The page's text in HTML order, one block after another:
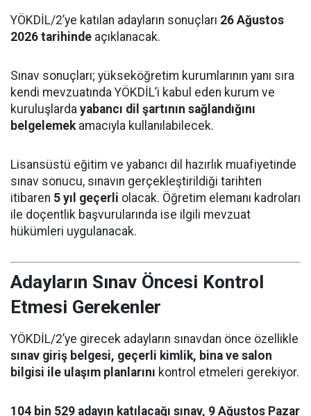
YÖKDİL/2’ye katılan adayların sonuçları 26 Ağustos
2026 tarihinde açıklanacak.
Sınav sonuçları; yükseköğretim kurumlarının yanı sıra
kendi mevzuatında YÖKDİL’i kabul eden kurum ve
kuruluşlarda yabancı dil şartının sağlandığını
belgelemekamacıyla kullanılabilecek.
Lisansüstü eğitim ve yabancı dil hazırlık muafiyetinde
sınav sonucu, sınavın gerçekleştirildiği tarihten
itibaren 5 yıl geçerli olacak. Öğretim elemanı kadroları
ile doçentlik başvurularında ise ilgili mevzuat
hükümleri uygulanacak.
Adayların Sınav Öncesi Kontrol
Etmesi Gerekenler
YÖKDİL/2’ye girecek adayların sınavdan önce özellikle
sınav giriş belgesi, geçerli kimlik, bina ve salon
bilgisi ile ulaşım planlarını kontrol etmeleri gerekiyor.
104 bin 529 adayın katılacağı sınav, 9 Ağustos Pazar